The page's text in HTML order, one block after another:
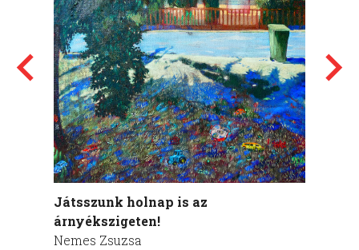
Játsszunk holnap is az
árnyékszigeten!
Nemes Zsuzsa